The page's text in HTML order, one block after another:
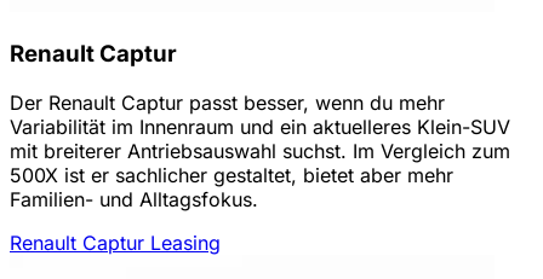
Renault Captur
Der Renault Captur passt besser, wenn du mehr
Variabilität im Innenraum und ein aktuelleres Klein-SUV
mit breiterer Antriebsauswahl suchst. Im Vergleich zum
500X ist er sachlicher gestaltet, bietet aber mehr
Familien- und Alltagsfokus.
Renault Captur Leasing